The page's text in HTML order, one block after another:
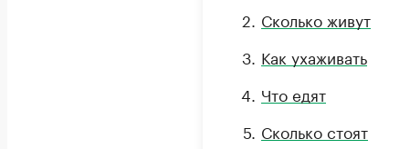
Сколько живут
Как ухаживать
Что едят
Сколько стоят